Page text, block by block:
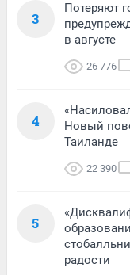
3
Потеряют
в августе
26 776
4
Новый
Таиланде
22 390
5
радости